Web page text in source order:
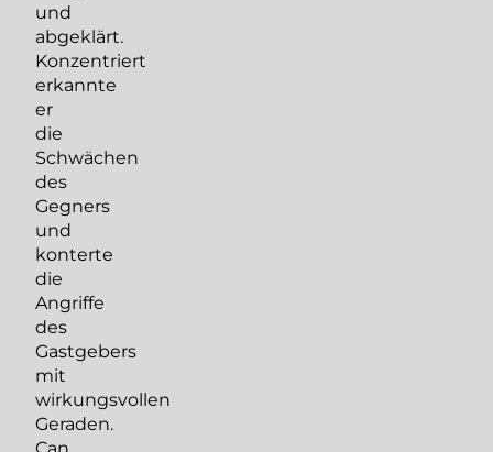
und
abgeklärt.
Konzentriert
erkannte
er
die
Schwächen
des
Gegners
und
konterte
die
Angriffe
des
Gastgebers
mit
wirkungsvollen
Geraden.
Can